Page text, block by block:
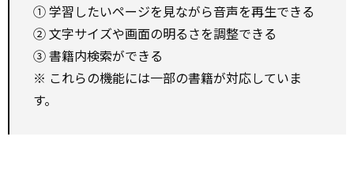
① 学習したいページを見ながら音声を再生できる
② 文字サイズや画面の明るさを調整できる
③ 書籍内検索ができる
※ これらの機能には一部の書籍が対応していま
す。